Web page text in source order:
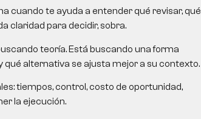
cuando te ayuda a entender qué revisar, qué
claridad para decidir, sobra.
teoría. Está buscando una forma
qué alternativa se ajusta mejor a su contexto.
tiempos, control, costo de oportunidad,
la ejecución.